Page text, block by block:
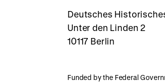
LetterboxdDeutsches
Unter den Linden 2
10117 Berlin
Funded by the Federal